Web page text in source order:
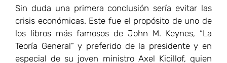
Sin duda una primera conclusión sería evitar las
crisis económicas. Este fue el propósito de uno de
los libros más famosos de John M. Keynes, “La
Teoría General” y preferido de la presidente y en
especial de su joven ministro Axel Kicillof, quien